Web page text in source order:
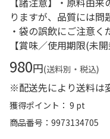
りますが、品質には問
・袋の誤飲にご注意く
【賞味／使用期限(未
980円(送料別・税込)
※配送先により送料は
獲得ポイント： 9 pt
商品番号
9973134705